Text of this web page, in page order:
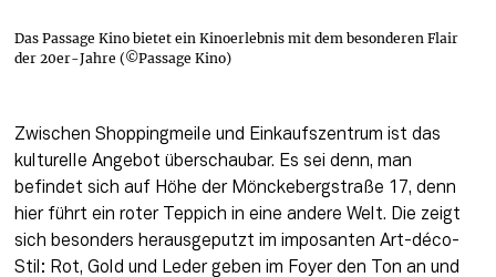
Das Passage Kino bietet ein Kinoerlebnis mit dem besonderen Flair
der 20er-Jahre (©Passage Kino)
Zwischen Shoppingmeile und Einkaufszentrum ist das
kulturelle Angebot überschaubar. Es sei denn, man
befindet sich auf Höhe der Mönckebergstraße 17, denn
hier führt ein roter Teppich in eine andere Welt. Die zeigt
sich besonders herausgeputzt im imposanten Art-déco-
Stil: Rot, Gold und Leder geben im Foyer den Ton an und